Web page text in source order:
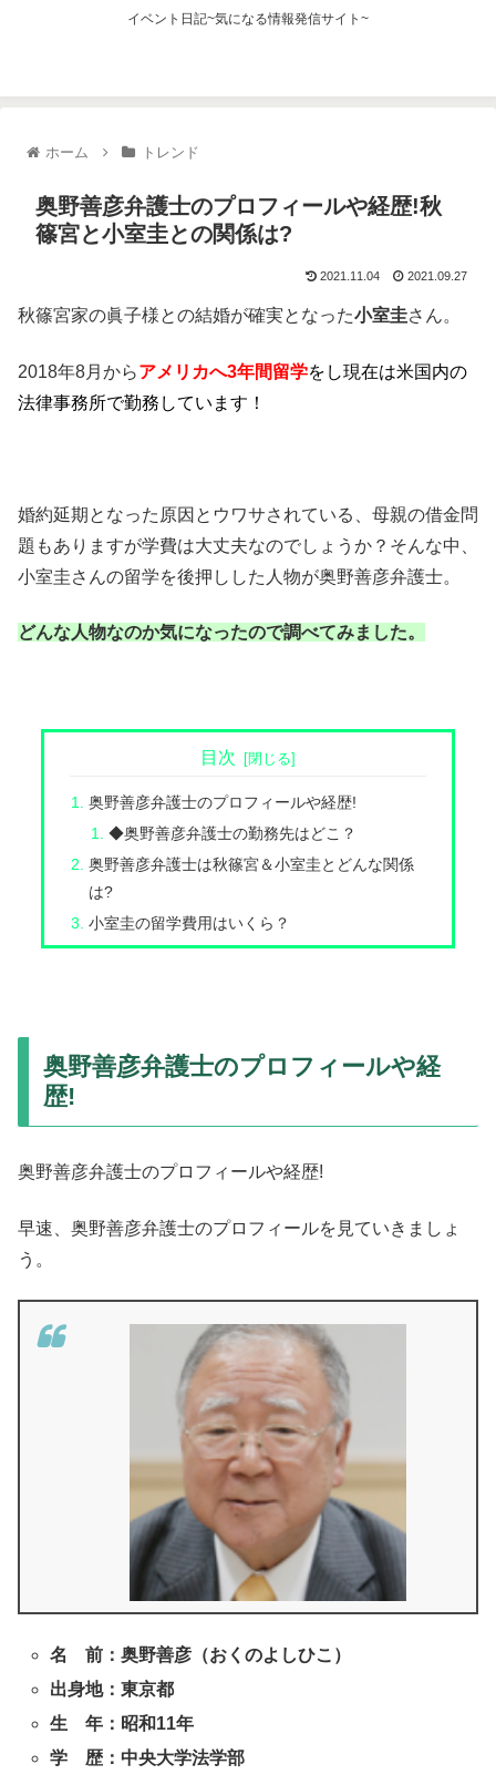
イベント日記~気になる情報発信サイト~
ホーム トレンド
奥野善彦弁護士のプロフィールや経歴!秋
篠宮と小室圭との関係は?
2021.11.04 2021.09.27
秋篠宮家の眞子様との結婚が確実となった小室圭さん。
2018年8月からアメリカへ3年間留学をし現在は米国内の
法律事務所で勤務しています！
婚約延期となった原因とウワサされている、母親の借金問
題もありますが学費は大丈夫なのでしょうか？そんな中、
小室圭さんの留学を後押しした人物が奥野善彦弁護士。
どんな人物なのか気になったので調べてみました。
目次
奥野善彦弁護士のプロフィールや経歴!
◆奥野善彦弁護士の勤務先はどこ？
奥野善彦弁護士は秋篠宮＆小室圭とどんな関係
は?
小室圭の留学費用はいくら？
奥野善彦弁護士のプロフィールや経
歴!
奥野善彦弁護士のプロフィールや経歴!
早速、奥野善彦弁護士のプロフィールを見ていきましょ
う。
名 前：奥野善彦（おくのよしひこ）
出身地：東京都
生 年：昭和11年
学 歴：中央大学法学部